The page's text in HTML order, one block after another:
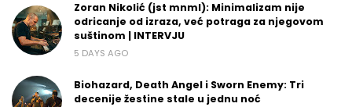
Zoran Nikolić (jst mnml): Minimalizam nije
odricanje od izraza, već potraga za njegovom
suštinom | INTERVJU
5 DAYS AGO
Biohazard, Death Angel i Sworn Enemy: Tri
decenije žestine stale u jednu noć